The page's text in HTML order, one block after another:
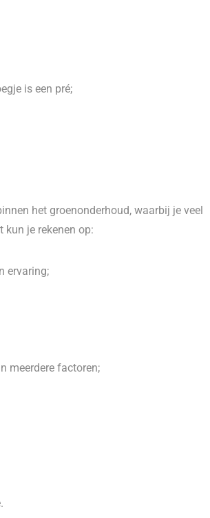
is een pré;
het groenonderhoud, waarbij je veel
je rekenen op:
ervaring;
meerdere factoren;